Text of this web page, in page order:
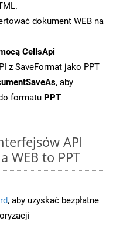
dokument WEB na
CellsApi
z SaveFormat jako PPT
, aby
formatu PPT
API
WEB to PPT
, aby uzyskać bezpłatne